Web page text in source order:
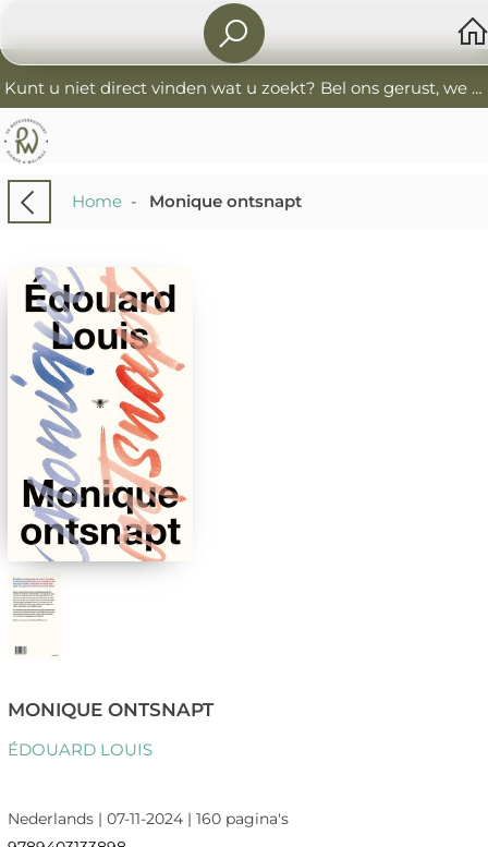
Kunt u niet direct vinden wat u zoekt? Bel ons gerust, we helpen u graag. 0341-552405 De Boekverkoopers
Home- Monique ontsnapt
MONIQUE ONTSNAPT
ÉDOUARD LOUIS
Nederlands | 07-11-2024 | 160 pagina's